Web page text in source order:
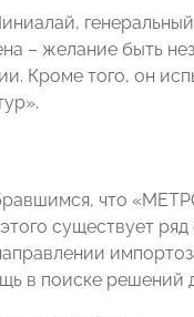
– желание быть
Кроме того, он
что
существует
в поиске решений